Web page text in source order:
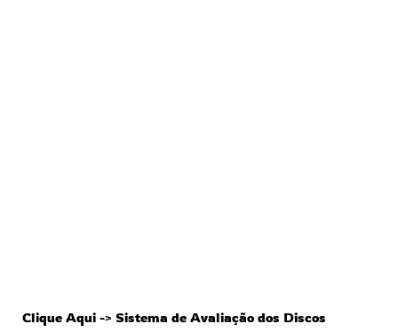
Clique Aqui -> Sistema de Avaliação dos Discos